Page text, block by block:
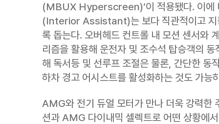
(MBUX Hyperscreen)’이 적용됐다. 이에
(Interior Assistant)는 보다 직관적이고 지
록 돕는다. 오버헤드 컨트롤 내 모션 센서와
리즘을 활용해 운전자 및 조수석 탑승객의
해 독서등 및 선루프 조절은 물론, 간단한 동
하차 경고 어시스트를 활성화하는 것도 가능
AMG와 전기 듀얼 모터가 만나 더욱 강력한
션과 AMG 다이내믹 셀렉트로 어떤 상황에